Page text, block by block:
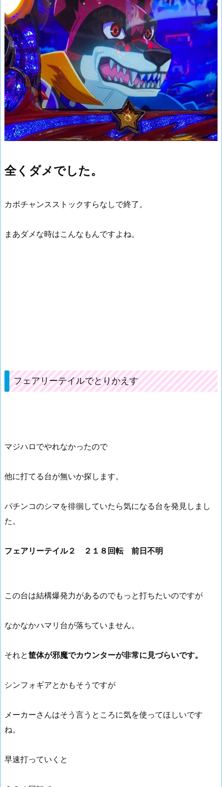
全くダメでした。
カボチャンスストックすらなしで終了。
まあダメな時はこんなもんですよね。
フェアリーテイルでとりかえす
マジハロでやれなかったので
他に打てる台が無いか探します。
パチンコのシマを徘徊していたら気になる台を発見しまし
た。
フェアリーテイル２ ２１８回転 前日不明
この台は結構爆発力があるのでもっと打ちたいのですが
なかなかハマリ台が落ちていません。
それと筐体が邪魔でカウンターが非常に見づらいです。
シンフォギアとかもそうですが
メーカーさんはそう言うところに気を使ってほしいです
ね。
早速打っていくと